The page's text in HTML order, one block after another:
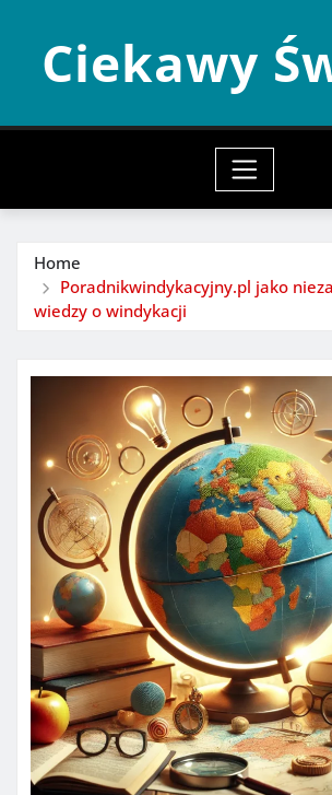
contentCiekawy
Home
Poradnikwindykacyjny.pl jako
wiedzy o windykacji